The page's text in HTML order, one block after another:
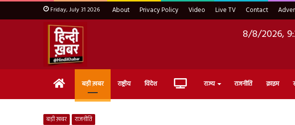
Friday, July 31 2026 About Privacy Policy Video Live TV Contact
8/8/2026,
Home बड़ी ख़बर राष्ट्रीय विदेश Live राज्य राजनीति क्राइम
बड़ी ख़बर राजनीति